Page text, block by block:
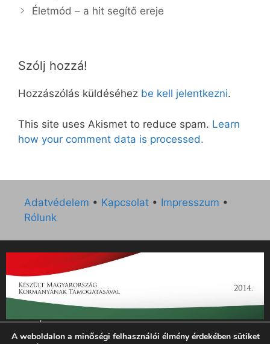
Életmód – a hit segítő ereje
Szólj hozzá!
Hozzászólás küldéséhez be kell jelentkezni.
This site uses Akismet to reduce spam. Learn
how your comment data is processed.
Adatvédelem • Kapcsolat • Impresszum •
Rólunk
„Az Új Ember katolikus hetilap 2014. évi működésének
támogatását az EGYH-KCP-14-P-0121 sz. támogatási
A weboldalon a minőségi felhasználói élmény érdekében sütiket